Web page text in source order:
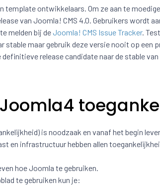
template ontwikkelaars. Om ze aan te
van Joomla! CMS 4.0. Gebruikers wordt
melden bij deJoomla! CMS Issue Tracker.
stable maar gebruik deze versie nooit op een
release candidate naar de stable
is noodzaak en vanaf het begin
en infrastructuur hebben allen
hoe Joomla te gebruiken.
te gebruiken kun je: